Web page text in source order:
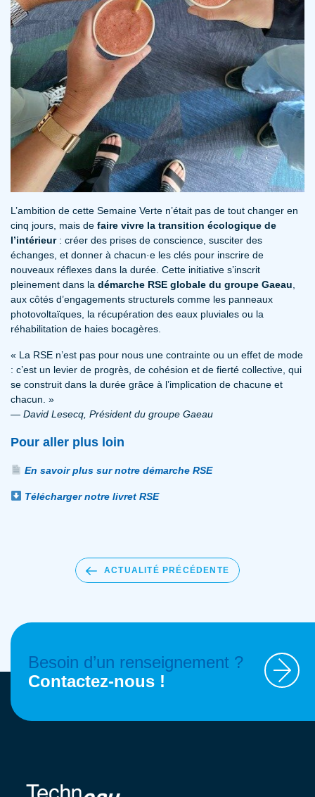
L’ambition de cette Semaine Verte n’était pas de tout changer en
cinq jours, mais de faire vivre la transition écologique de
l’intérieur: créer des prises de conscience, susciter des
échanges, et donner à chacun·e les clés pour inscrire de
nouveaux réflexes dans la durée. Cette initiative s’inscrit
pleinement dans la démarche RSE globale du groupe Gaeau
aux côtés d’engagements structurels comme les panneaux
photovoltaïques, la récupération des eaux pluviales ou la
réhabilitation de haies bocagères.
« La RSE n’est pas pour nous une contrainte ou un effet de mode
: c’est un levier de progrès, de cohésion et de fierté collective, qui
se construit dans la durée grâce à l’implication de chacune et
chacun. »
— David Lesecq, Président du groupe Gaeau
Pour aller plus loin
En savoir plus sur notre démarche RSE
Télécharger notre livret RSE
ACTUALITÉ PRÉCÉDENTE
Besoin d’un renseignement ?
Contactez-nous !